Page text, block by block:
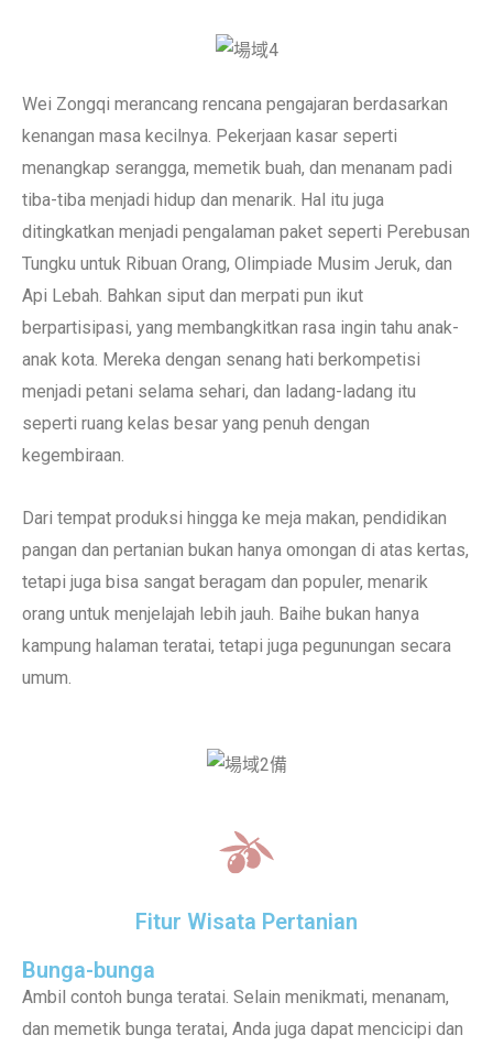
Wei Zongqi merancang rencana pengajaran berdasarkan
kenangan masa kecilnya. Pekerjaan kasar seperti
menangkap serangga, memetik buah, dan menanam padi
tiba-tiba menjadi hidup dan menarik. Hal itu juga
ditingkatkan menjadi pengalaman paket seperti Perebusan
Tungku untuk Ribuan Orang, Olimpiade Musim Jeruk, dan
Api Lebah. Bahkan siput dan merpati pun ikut
berpartisipasi, yang membangkitkan rasa ingin tahu anak-
anak kota. Mereka dengan senang hati berkompetisi
menjadi petani selama sehari, dan ladang-ladang itu
seperti ruang kelas besar yang penuh dengan
kegembiraan.
Dari tempat produksi hingga ke meja makan, pendidikan
pangan dan pertanian bukan hanya omongan di atas kertas,
tetapi juga bisa sangat beragam dan populer, menarik
orang untuk menjelajah lebih jauh. Baihe bukan hanya
kampung halaman teratai, tetapi juga pegunungan secara
umum.
Fitur Wisata Pertanian
Bunga-bunga
Ambil contoh bunga teratai. Selain menikmati, menanam,
dan memetik bunga teratai, Anda juga dapat mencicipi dan